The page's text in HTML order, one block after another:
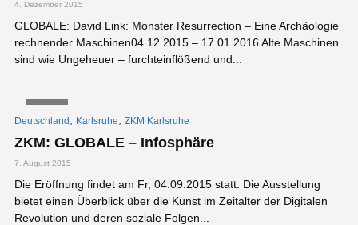
4. Dezember 2015
GLOBALE: David Link: Monster Resurrection – Eine Archäologie
rechnender Maschinen04.12.2015 – 17.01.2016 Alte Maschinen
sind wie Ungeheuer – furchteinflößend und...
Deutschland, Karlsruhe, ZKM Karlsruhe
ZKM: GLOBALE – Infosphäre
7. August 2015
Die Eröffnung findet am Fr, 04.09.2015 statt. Die Ausstellung
bietet einen Überblick über die Kunst im Zeitalter der Digitalen
Revolution und deren soziale Folgen...